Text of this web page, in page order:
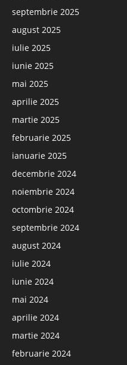
septembrie 2025
august 2025
iulie 2025
iunie 2025
mai 2025
aprilie 2025
martie 2025
februarie 2025
ianuarie 2025
decembrie 2024
noiembrie 2024
octombrie 2024
septembrie 2024
august 2024
iulie 2024
iunie 2024
mai 2024
aprilie 2024
martie 2024
februarie 2024